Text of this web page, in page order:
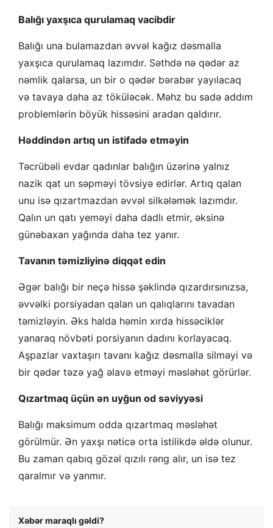
Balığı yaxşıca qurulamaq vacibdir
Balığı una bulamazdan əvvəl kağız dəsmalla
yaxşıca qurulamaq lazımdır. Səthdə nə qədər az
nəmlik qalarsa, un bir o qədər bərabər yayılacaq
və tavaya daha az töküləcək. Məhz bu sadə addım
problemlərin böyük hissəsini aradan qaldırır.
Həddindən artıq un istifadə etməyin
Təcrübəli evdar qadınlar balığın üzərinə yalnız
nazik qat un səpməyi tövsiyə edirlər. Artıq qalan
unu isə qızartmazdan əvvəl silkələmək lazımdır.
Qalın un qatı yeməyi daha dadlı etmir, əksinə
günəbaxan yağında daha tez yanır.
Tavanın təmizliyinə diqqət edin
Əgər balığı bir neçə hissə şəklində qızardırsınızsa,
əvvəlki porsiyadan qalan un qalıqlarını tavadan
təmizləyin. Əks halda həmin xırda hissəciklər
yanaraq növbəti porsiyanın dadını korlayacaq.
Aşpazlar vaxtaşırı tavanı kağız dəsmalla silməyi və
bir qədər təzə yağ əlavə etməyi məsləhət görürlər.
Qızartmaq üçün ən uyğun od səviyyəsi
Balığı maksimum odda qızartmaq məsləhət
görülmür. Ən yaxşı nəticə orta istilikdə əldə olunur.
Bu zaman qabıq gözəl qızılı rəng alır, un isə tez
qaralmır və yanmır.
Xəbər maraqlı gəldi?